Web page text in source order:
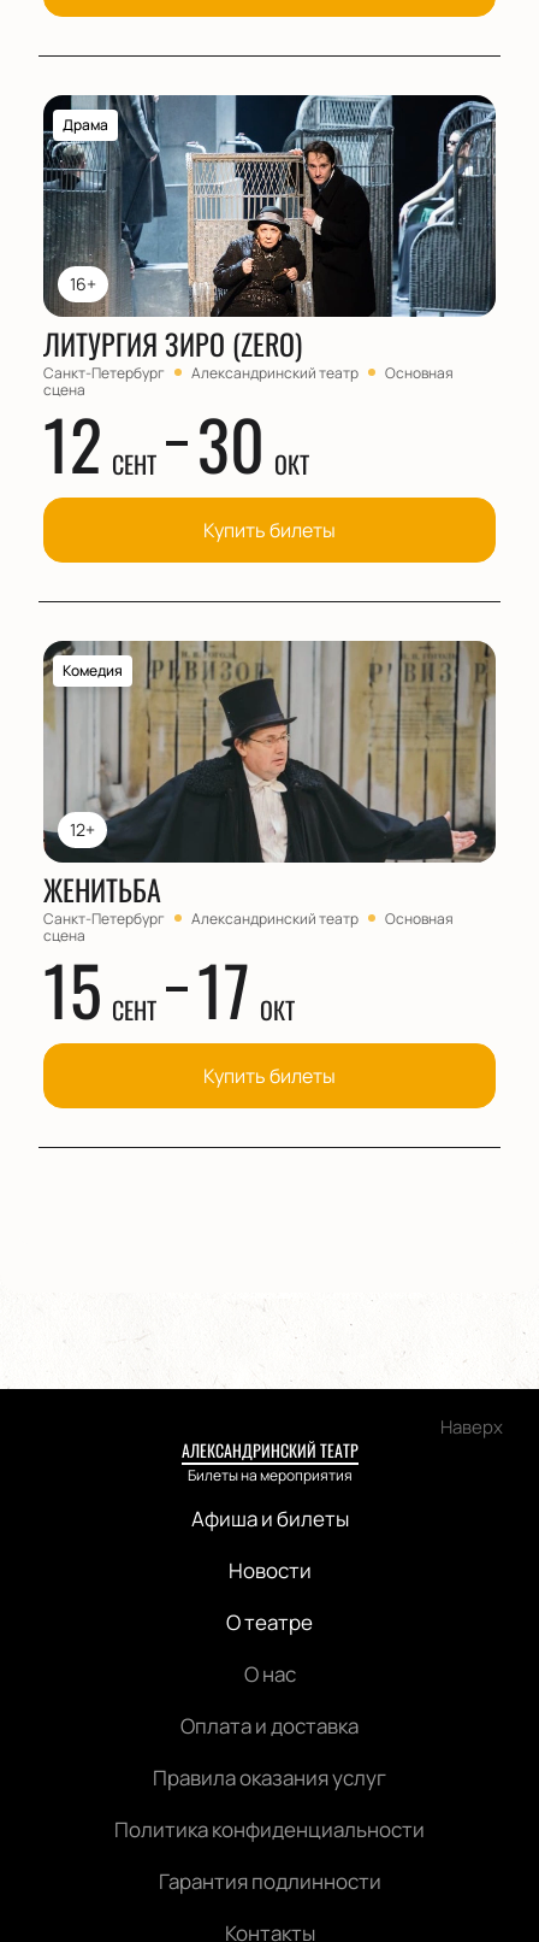
16+
Драма
ЛИТУРГИЯ ЗИРО (ZERO)
Санкт-Петербург Александринский театр
Основная
сцена
12 СЕНТ 30 ОКТ
Купить билеты
12+
Комедия
ЖЕНИТЬБА
Санкт-Петербург Александринский театр
Основная
сцена
15 СЕНТ 17 ОКТ
Купить билеты
Наверх
АЛЕКСАНДРИНСКИЙ ТЕАТР
Билеты на мероприятия
Афиша и билеты
Новости
О театре
О нас
Оплата и доставка
Правила оказания услуг
Политика конфиденциальности
Гарантия подлинности
Контакты